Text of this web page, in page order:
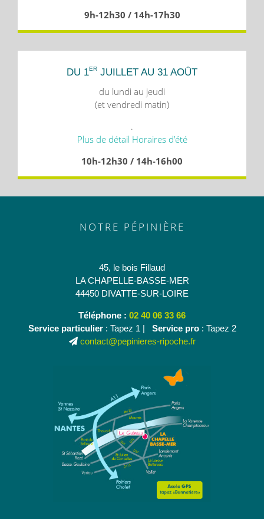
9h-12h30 / 14h-17h30
DU 1ER JUILLET AU 31 AOÛT
du lundi au jeudi
(et vendredi matin)
.
Plus de détail Horaires d’été
10h-12h30 / 14h-16h00
NOTRE PÉPINIÈRE
45, le bois Fillaud
LA CHAPELLE-BASSE-MER
44450 DIVATTE-SUR-LOIRE
Téléphone : 02 40 06 33 66
Service particulier: Tapez 1 | Service pro: Tapez 2
contact@pepinieres-ripoche.fr